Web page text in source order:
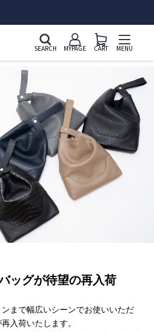
SEARCH MYPAGE CART MENU
ッグが待望の再入荷
まで幅広いシーンでお使いいただ
入荷いたします。